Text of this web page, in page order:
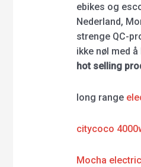
ebikes og
Nederland,
strenge QC-
ikke nøl med
hot selling
long range
citycoco
Mocha